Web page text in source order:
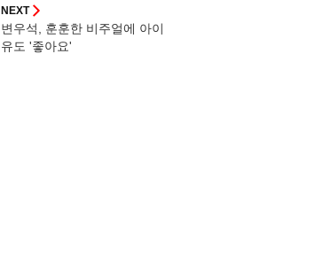
터뷰]
NEXT
변우석, 훈훈한 비주얼에 아이
유도 '좋아요'